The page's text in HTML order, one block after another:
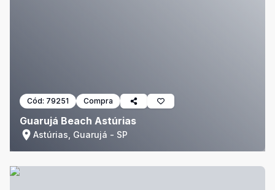
Cód: 79251 Compra
Guarujá Beach Astúrias
Astúrias, Guarujá - SP